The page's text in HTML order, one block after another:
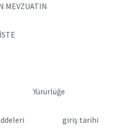
MEVZUATIN
maddeleri giriş tarihi